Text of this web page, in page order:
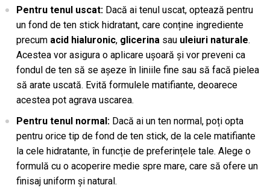
Pentru tenul uscat:Dacă ai tenul uscat, optează pentru
un fond de ten stick hidratant, care conține ingrediente
precum acid hialuronic, glicerinasau uleiuri naturale.
Acestea vor asigura o aplicare ușoară și vor preveni ca
fondul de ten să se așeze în liniile fine sau să facă pielea
să arate uscată. Evită formulele matifiante, deoarece
acestea pot agrava uscarea.
Pentru tenul normal:Dacă ai un ten normal, poți opta
pentru orice tip de fond de ten stick, de la cele matifiante
la cele hidratante, în funcție de preferințele tale. Alege o
formulă cu o acoperire medie spre mare, care să ofere un
finisaj uniform și natural.